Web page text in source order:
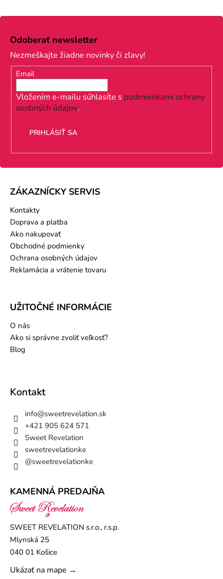
Z
Odoberať newsletter
Nezmeškajte žiadne novinky či zľavy!
Email
Vložením e-mailu súhlasíte s podmienkami ochrany
osobných údajov.
PRIHLÁSIŤ SA
ZÁKAZNÍCKY SERVIS
Kontakty
Doprava a platba
Ako nakupovať
Obchodné podmienky
Ochrana osobných údajov
Reklamácia a vrátenie tovaru
UŽITOČNÉ INFORMÁCIE
O nás
Ako si správne zvoliť veľkosť?
Blog
Kontakt
info@sweetrevelation.sk
+421 905 624 571
Sweet Revelation
sweetrevelationke
@sweetrevelationke
KAMENNÁ PREDAJŇA
SWEET REVELATION s.r.o., r.s.p.
Mlynská 25
040 01 Košice
Ukázať na mape →